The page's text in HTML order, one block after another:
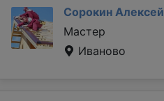
Сорокин Алексей
Мастер
Иваново